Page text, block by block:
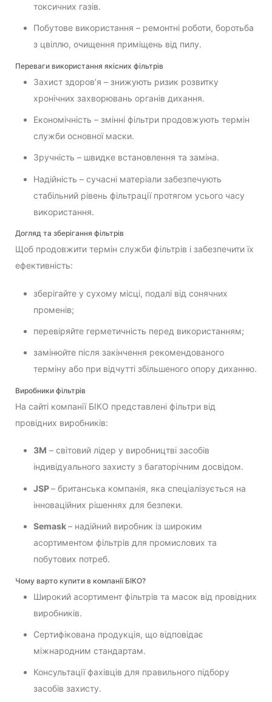
токсичних газів.
Побутове використання – ремонтні роботи, боротьба
з цвіллю, очищення приміщень від пилу.
Переваги використання якісних фільтрів
Захист здоров’я – знижують ризик розвитку
хронічних захворювань органів дихання.
Економічність – змінні фільтри продовжують термін
служби основної маски.
Зручність – швидке встановлення та заміна.
Надійність – сучасні матеріали забезпечують
стабільний рівень фільтрації протягом усього часу
використання.
Догляд та зберігання фільтрів
Щоб продовжити термін служби фільтрів і забезпечити їх
ефективність:
зберігайте у сухому місці, подалі від сонячних
променів;
перевіряйте герметичність перед використанням;
замінюйте після закінчення рекомендованого
терміну або при відчутті збільшеного опору диханню.
Виробники фільтрів
На сайті компанії БІКО представлені фільтри від
провідних виробників:
3M – світовий лідер у виробництві засобів
індивідуального захисту з багаторічним досвідом.
JSP– британська компанія, яка спеціалізується на
інноваційних рішеннях для безпеки.
Semask– надійний виробник із широким
асортиментом фільтрів для промислових та
побутових потреб.
Чому варто купити в компанії БІКО?
Широкий асортимент фільтрів та масок від провідних
виробників.
Сертифікована продукція, що відповідає
міжнародним стандартам.
Консультації фахівців для правильного підбору
засобів захисту.